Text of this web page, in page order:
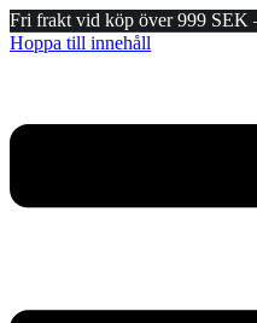
Fri frakt vid köp över 999 SEK
Hoppa till innehåll